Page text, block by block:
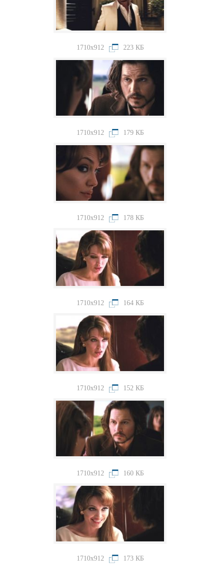
1710x912 223 КБ
1710x912 179 КБ
1710x912 178 КБ
1710x912 164 КБ
1710x912 152 КБ
1710x912 160 КБ
1710x912 173 КБ